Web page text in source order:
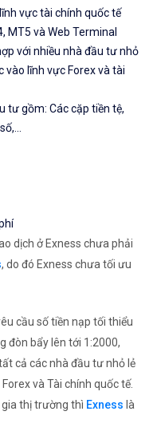
vực tài chính quốc tế
MT5 và Web Terminal
với nhiều nhà đầu tư nhỏ
vào lĩnh vực Forex và tài
tư gồm: Các cặp tiền tệ,
dịch ở Exness chưa phải
, do đó Exness chưa tối ưu
cầu số tiền nạp tối thiểu
đòn bẩy lên tới 1:2000,
cả các nhà đầu tư nhỏ lẻ
và Tài chính quốc tế.
gia thị trường thì Exness là